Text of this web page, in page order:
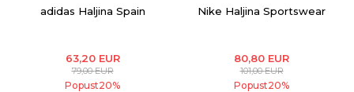
adidas Haljina Spain
63,20 EUR
79,00EUR
Popust20%
Nike Haljina Sportswear
80,80 EUR
101,00EUR
Popust20%